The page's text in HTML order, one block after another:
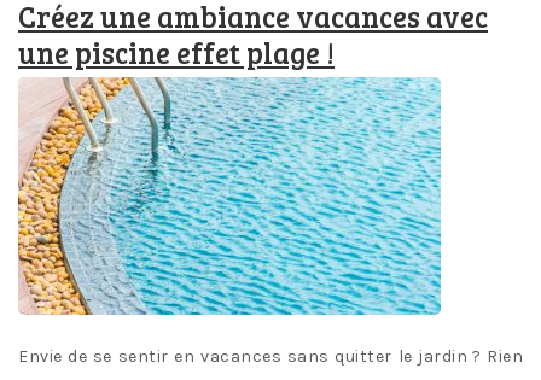
Créez une ambiance vacances avec
une piscine effet plage !
Envie de se sentir en vacances sans quitter le jardin ? Rien